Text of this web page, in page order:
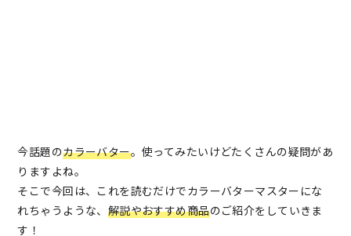
今話題のカラーバター。使ってみたいけどたくさんの疑問があ
りますよね。
そこで今回は、これを読むだけでカラーバターマスターにな
れちゃうような、 解説やおすすめ商品のご紹介をしていきま
す！